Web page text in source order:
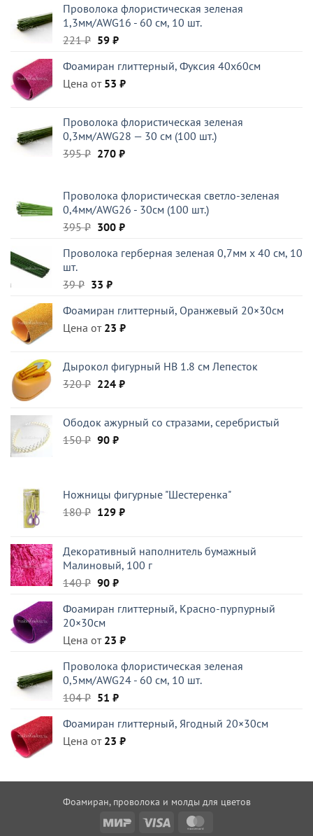
Проволока флористическая зеленая
1,3мм/AWG16 - 60 см, 10 шт.
221₽ Первоначальная
составляла
221 ₽.
59 ₽Текущая
59 ₽.
Фоамиран глиттерный, Фуксия 40x60см
Цена от 53 ₽
Проволока флористическая зеленая
0,3мм/AWG28 — 30 см (100 шт.)
395₽ Первоначальная
395 ₽.
270 ₽Текущая
Проволока флористическая светло-зеленая
0,4мм/AWG26 - 30см (100 шт.)
395₽ Первоначальная
составляла
300 ₽Текущая
300 ₽.
Проволока герберная зеленая 0,7мм x 40 см, 10
шт.
39₽ Первоначальная
составляла
39 ₽.
33 ₽Текущая
33 ₽.
Фоамиран глиттерный, Оранжевый 20×30см
Цена от 23 ₽
Дырокол фигурный HB 1.8 см Лепесток
320₽ Первоначальная
320 ₽.
224 ₽Текущая
Ободок ажурный со стразами, серебристый
150₽ Первоначальная
90 ₽Текущая
Ножницы фигурные "Шестеренка"
180₽ Первоначальная
180 ₽.
129 ₽Текущая
Декоративный наполнитель бумажный
Малиновый, 100 г
140₽ Первоначальная
составляла
140 ₽.
90 ₽Текущая
90 ₽.
Фоамиран глиттерный, Красно-пурпурный
20×30см
Цена от 23 ₽
Проволока флористическая зеленая
0,5мм/AWG24 - 60 см, 10 шт.
104₽ Первоначальная
составляла
104 ₽.
51 ₽Текущая
51 ₽.
Фоамиран глиттерный, Ягодный 20×30см
Цена от 23 ₽
Фоамиран, проволока и молды для цветов
Mir
Visa